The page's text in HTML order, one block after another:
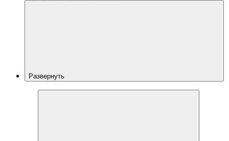
Развернуть